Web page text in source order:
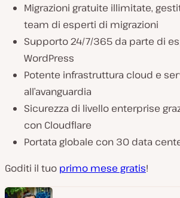
Migrazioni gratuite illimitate,
team di esperti di migrazioni
Supporto 24/7/365 da parte di
WordPress
Potente infrastruttura cloud e
all’avanguardia
Sicurezza di livello enterprise
con Cloudflare
Portata globale con 30 data
Goditi il tuo primo mese gratis!